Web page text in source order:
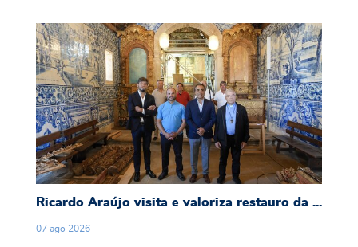
Ricardo Araújo visita e valoriza restauro da
Ricardo Araújo visita e valoriza restauro da ...
07 ago 2026